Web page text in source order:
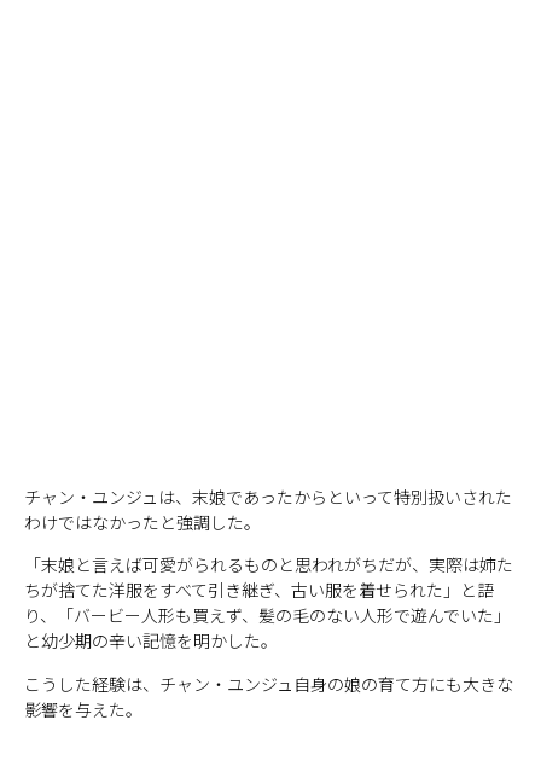
チャン・ユンジュは、末娘であったからといって特別扱いされた
わけではなかったと強調した。
「末娘と言えば可愛がられるものと思われがちだが、実際は姉た
ちが捨てた洋服をすべて引き継ぎ、古い服を着せられた」と語
り、「バービー人形も買えず、髪の毛のない人形で遊んでいた」
と幼少期の辛い記憶を明かした。
こうした経験は、チャン・ユンジュ自身の娘の育て方にも大きな
影響を与えた。